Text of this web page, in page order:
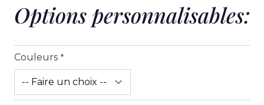
Options personnalisables:
Couleurs *